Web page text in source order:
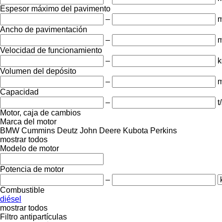
Espesor máximo del pavimento
–
Ancho de pavimentación
–
Velocidad de funcionamiento
–
Volumen del depósito
–
Capacidad
–
Motor, caja de cambios
Marca del motor
BMW Cummins Deutz John Deere Kubota Perkins
mostrar todos
Modelo de motor
Potencia de motor
–
Combustible
diésel
mostrar todos
Filtro antipartículas